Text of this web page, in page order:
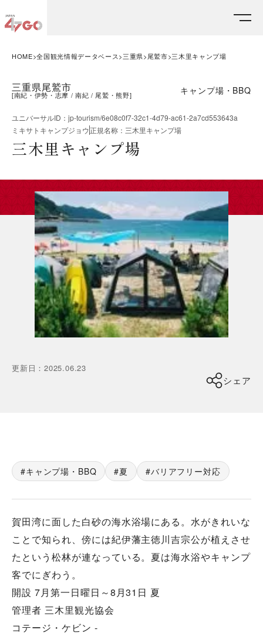
HOME 全国観光情報データベース 三重県 尾鷲市 三木里キャンプ場
三重県尾鷲市
[南紀・伊勢・志摩 南紀 尾鷲・熊野] キャンプ場・BBQ
ユニバーサルID ： jp-tourism/6e08c0f7-32c1-4d79-ac61-2a7cd553643a
ミキサトキャンプジョウ正規名称 ： 三木里キャンプ場
三木里キャンプ場
更新日 ：2025.06.23
シェア
キャンプ場・BBQ 夏 バリアフリー対応
賀田湾に面した白砂の海水浴場にある。水がきれいな
ことで知られ、傍には紀伊藩主徳川吉宗公が植えさせ
たという松林が連なっている。夏は海水浴やキャンプ
客でにぎわう。
開設 7月第一日曜日～8月31日 夏
管理者 三木里観光協会
コテージ・ケビン -